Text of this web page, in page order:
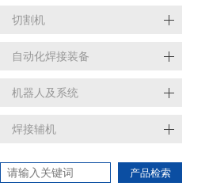
切割机
自动化焊接装备
机器人及系统
焊接辅机
产品检索